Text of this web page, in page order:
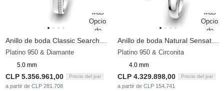
Platino 950 & Diamante
5.0 mm
CLP 5.356.961,00 Precio del par
a partir de CLP 281.708
Platino 950 & Circonita
4.0 mm
CLP 4.329.898,00 Precio del par
a partir de CLP 154.741